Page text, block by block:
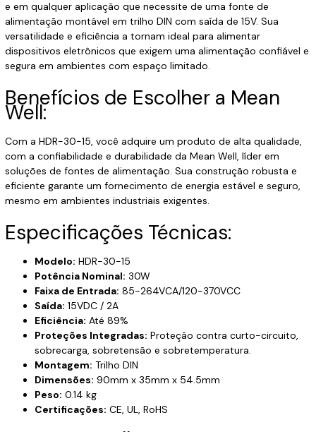
e em qualquer aplicação que necessite de uma fonte de
alimentação montável em trilho DIN com saída de 15V. Sua
versatilidade e eficiência a tornam ideal para alimentar
dispositivos eletrônicos que exigem uma alimentação confiável e
segura em ambientes com espaço limitado.
Benefícios de Escolher a Mean
Well:
Com a HDR-30-15, você adquire um produto de alta qualidade,
com a confiabilidade e durabilidade da Mean Well, líder em
soluções de fontes de alimentação. Sua construção robusta e
eficiente garante um fornecimento de energia estável e seguro,
mesmo em ambientes industriais exigentes.
Especificações Técnicas:
Modelo: HDR-30-15
Potência Nominal: 30W
Faixa de Entrada: 85-264VCA/120-370VCC
Saída: 15VDC / 2A
Eficiência: Até 89%
Proteções Integradas: Proteção contra curto-circuito,
sobrecarga, sobretensão e sobretemperatura.
Montagem: Trilho DIN
Dimensões: 90mm x 35mm x 54.5mm
Peso: 0.14 kg
Certificações: CE, UL, RoHS